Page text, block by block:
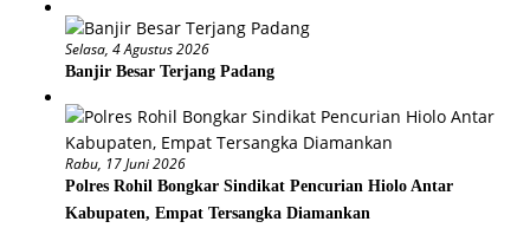
Selasa, 4 Agustus 2026
Banjir Besar Terjang Padang
Rabu, 17 Juni 2026
Polres Rohil Bongkar Sindikat Pencurian Hiolo Antar
Kabupaten, Empat Tersangka Diamankan